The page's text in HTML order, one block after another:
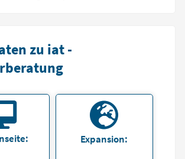
zu iat -
Expansion: